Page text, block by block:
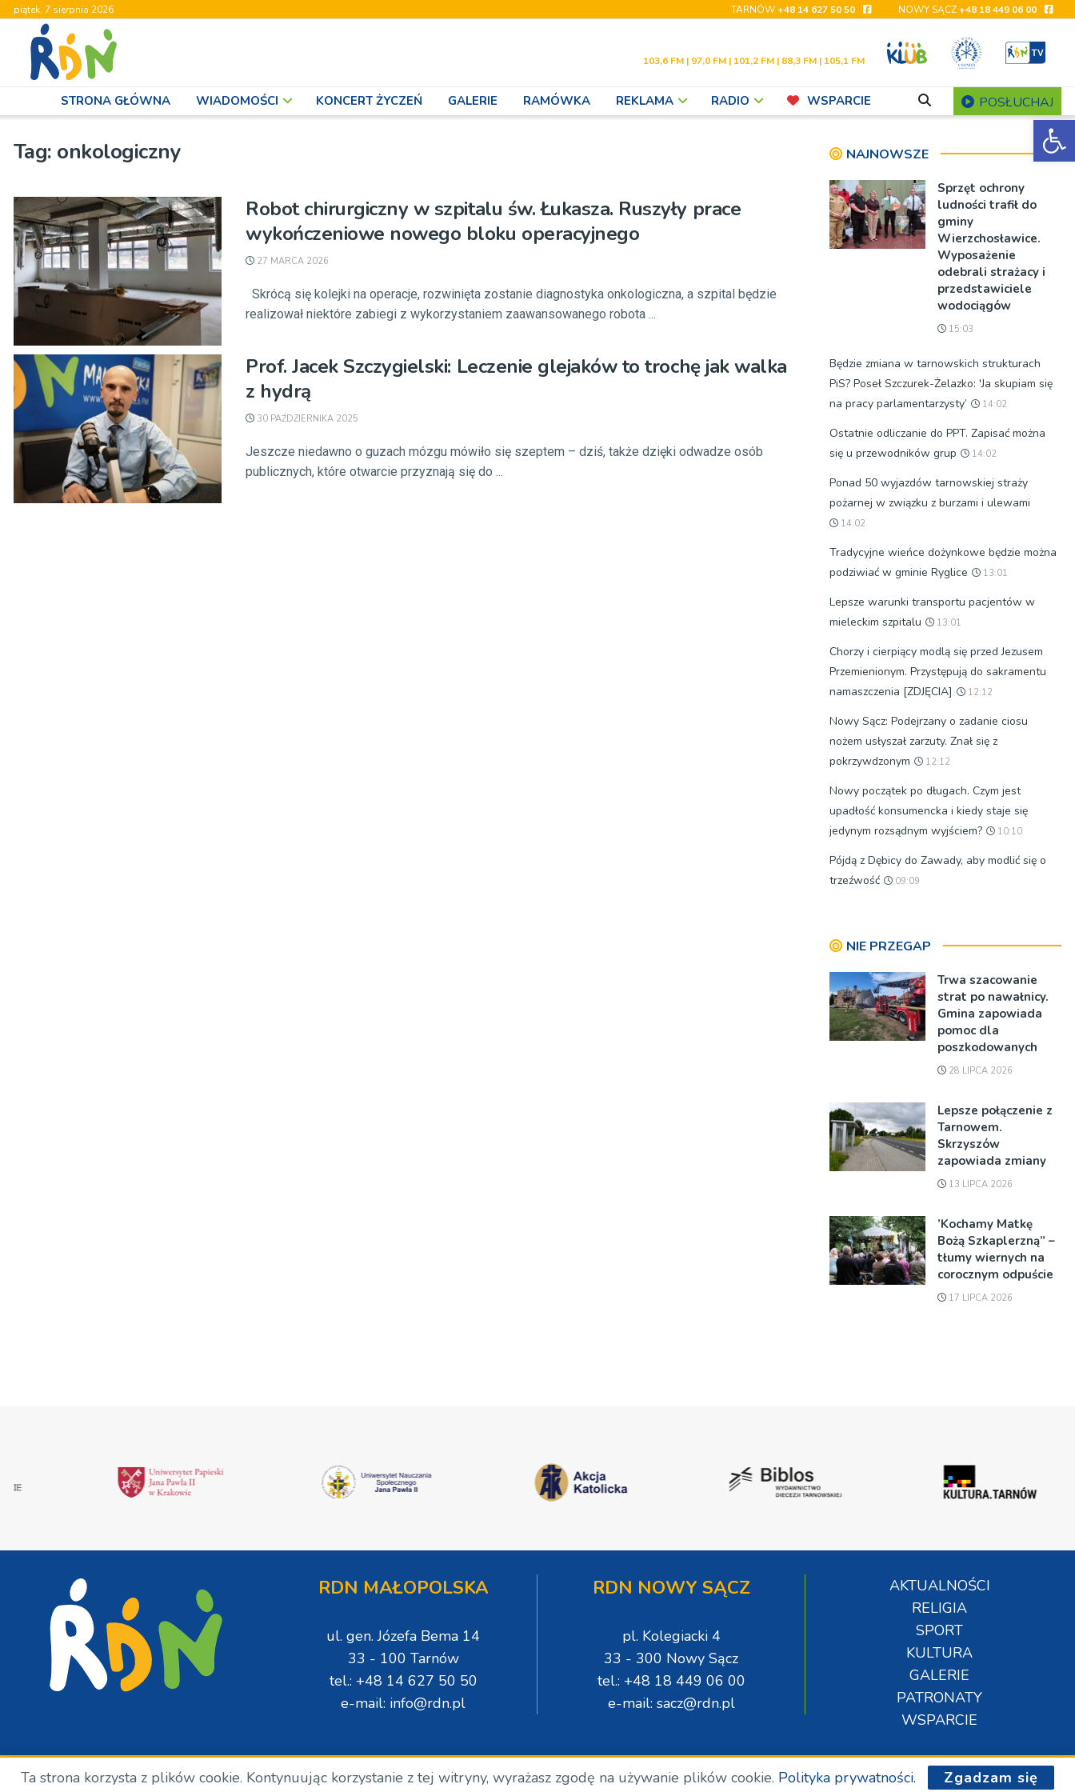
piątek, 7 sierpnia 2026 TARNÓW+48 14 627 50 50 NOWY SĄCZ+48 18 449 06 00
103,6 FM | 97,0 FM | 101,2 FM | 88,3 FM | 105,1 FM
STRONA GŁÓWNA WIADOMOŚCI KONCERT ŻYCZEŃ GALERIE RAMÓWKA REKLAMA RADIO WSPARCIE POSŁUCHAJ
Tag: onkologiczny
Robot chirurgiczny w szpitalu św. Łukasza. Ruszyły prace
wykończeniowe nowego bloku operacyjnego
27 MARCA 2026
Skrócą się kolejki na operacje, rozwinięta zostanie diagnostyka onkologiczna, a szpital będzie
realizował niektóre zabiegi z wykorzystaniem zaawansowanego robota ...
Prof. Jacek Szczygielski: Leczenie glejaków to trochę jak walka
z hydrą
30 PAŹDZIERNIKA 2025
Jeszcze niedawno o guzach mózgu mówiło się szeptem – dziś, także dzięki odwadze osób
publicznych, które otwarcie przyznają się do ...
NAJNOWSZE
Sprzęt ochrony
ludności trafił do
gminy
Wierzchosławice.
Wyposażenie
odebrali strażacy i
przedstawiciele
wodociągów
15:03
Będzie zmiana w tarnowskich strukturach
PiS? Poseł Szczurek-Żelazko: 'Ja skupiam się
na pracy parlamentarzysty’
14:02
Ostatnie odliczanie do PPT. Zapisać można
się u przewodników grup
14:02
Ponad 50 wyjazdów tarnowskiej straży
pożarnej w związku z burzami i ulewami
14:02
Tradycyjne wieńce dożynkowe będzie można
podziwiać w gminie Ryglice
13:01
Lepsze warunki transportu pacjentów w
mieleckim szpitalu
13:01
Chorzy i cierpiący modlą się przed Jezusem
Przemienionym. Przystępują do sakramentu
namaszczenia [ZDJĘCIA]
12:12
Nowy Sącz: Podejrzany o zadanie ciosu
nożem usłyszał zarzuty. Znał się z
pokrzywdzonym
12:12
Nowy początek po długach. Czym jest
upadłość konsumencka i kiedy staje się
jedynym rozsądnym wyjściem?
10:10
Pójdą z Dębicy do Zawady, aby modlić się o
trzeźwość
09:09
NIE PRZEGAP
Trwa szacowanie
strat po nawałnicy.
Gmina zapowiada
pomoc dla
poszkodowanych
28 LIPCA 2026
Lepsze połączenie z
Tarnowem.
Skrzyszów
zapowiada zmiany
13 LIPCA 2026
’Kochamy Matkę
Bożą Szkaplerzną” –
tłumy wiernych na
corocznym odpuście
17 LIPCA 2026
RDN MAŁOPOLSKA
ul. gen. Józefa Bema 14
33 - 100 Tarnów
tel.: +48 14 627 50 50
e-mail: info@rdn.pl
RDN NOWY SĄCZ
pl. Kolegiacki 4
33 - 300 Nowy Sącz
tel.: +48 18 449 06 00
e-mail: sacz@rdn.pl
AKTUALNOŚCI
RELIGIA
SPORT
KULTURA
GALERIE
PATRONATY
WSPARCIE
Copyright © Wszelkie prawa zastrzeżone. RDN. 2024.
Ta strona korzysta z plików cookie. Kontynuując korzystanie z tej witryny, wyrażasz zgodę na używanie plików cookie. Polityka prywatności. Zgadzam się